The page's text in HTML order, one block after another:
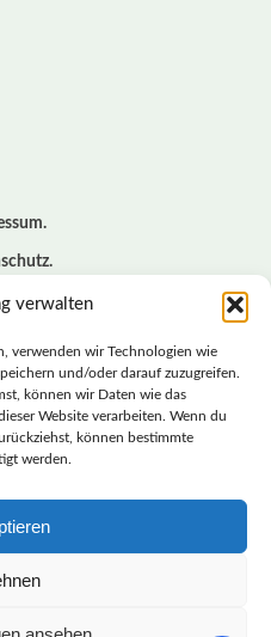
verwalten
verwenden wir Technologien wie
und/oder darauf zuzugreifen.
können wir Daten wie das
Website verarbeiten. Wenn du
können bestimmte
werden.
(EU)
PARTEI DEUTSCHLAND *
SACHSEN
DIEBASIS